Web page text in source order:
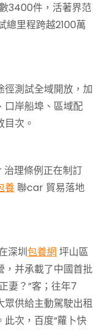
3400件，活著界范
總里程跨越2100萬
測試全域開放，加
口岸船埠、區域配
次。
理條例正在制訂
養聯car 貿易落地
深圳包養網 坪山區
，并承載了中國首批
妻？”客；往年7
眾供給主動駕駛出租
次，百度“蘿卜快